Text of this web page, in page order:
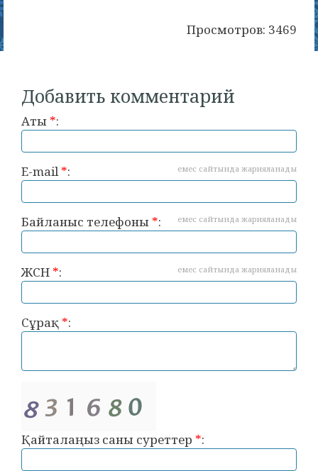
Просмотров: 3469
Добавить комментарий
Аты *:
E-mail*: емес сайтында жарияланады
Байланыс телефоны *: емес сайтында жарияланады
ЖСН *: емес сайтында жарияланады
Сұрақ *:
Қайталаңыз саны суреттер *: